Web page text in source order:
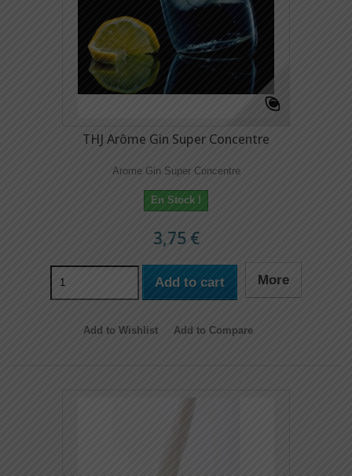
THJ Arôme Gin Super Concentre
Arome Gin Super Concentre
En Stock !
3,75 €
Add to cart More
Add to Wishlist Add to Compare